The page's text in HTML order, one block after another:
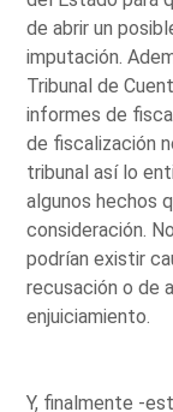
de abrir un
imputación.
Tribunal de
informes de
de fiscalización
tribunal así lo
algunos hechos
consideración.
podrían existir
recusación o de
enjuiciamiento.
Y, finalmente -